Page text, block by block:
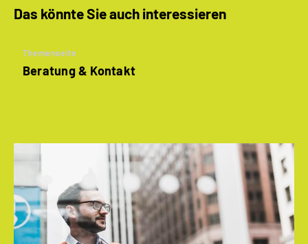
Das könnte Sie auch interessieren
Themenseite
Beratung & Kontakt